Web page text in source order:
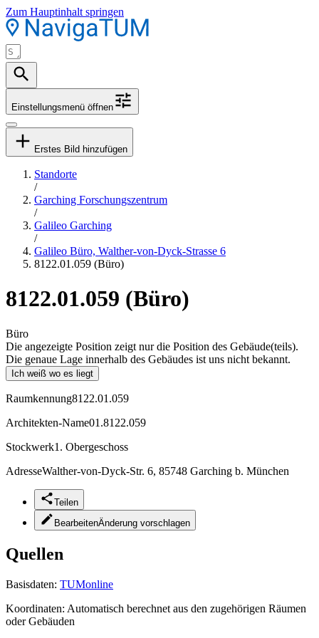
Zum Hauptinhalt springen
Einstellungsmenü öffnen
Erstes Bild hinzufügen
Standorte
/
Garching Forschungszentrum
/
Galileo Garching
/
Galileo Büro, Walther-von-Dyck-Strasse 6
8122.01.059 (Büro)
8122.01.059 (Büro)
Büro
Die angezeigte Position zeigt nur die Position des Gebäude(teils).
Die genaue Lage innerhalb des Gebäudes ist uns nicht bekannt.
Ich weiß wo es liegt
Raumkennung8122.01.059
Architekten-Name01.8122.059
Stockwerk1. Obergeschoss
AdresseWalther-von-Dyck-Str. 6, 85748 Garching b. München
Teilen
BearbeitenÄnderung vorschlagen
Quellen
Basisdaten: TUMonline
Koordinaten: Automatisch berechnet aus den zugehörigen Räumen
oder Gebäuden